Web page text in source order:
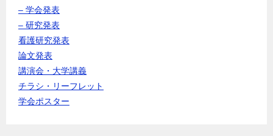
– 学会発表
– 研究発表
看護研究発表
論文発表
講演会・大学講義
チラシ・リーフレット
学会ポスター